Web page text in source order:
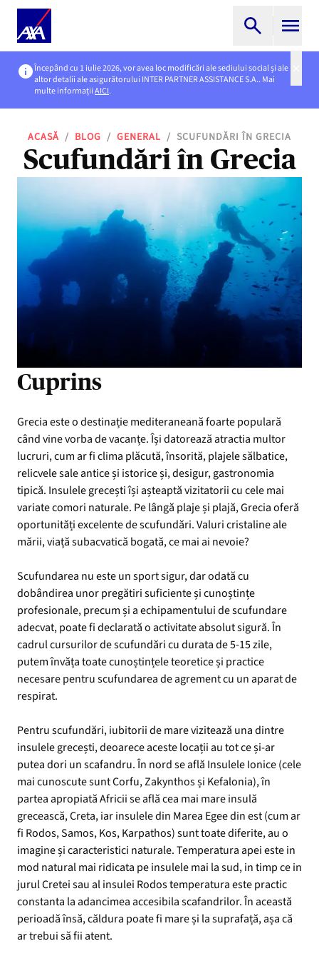
Începând cu 1 iulie 2026, vor avea loc modificări ale sediului social și ale
altor detalii ale asigurătorului INTER PARTNER ASSISTANCE S.A.. Mai
multe informațiiAICI.
ACASĂ / BLOG / GENERAL / SCUFUNDĂRI ÎN GRECIA
Scufundări în Grecia
Cuprins
Grecia este o destinație mediteraneană foarte populară
când vine vorba de vacanțe. Își datorează atractia multor
lucruri, cum ar fi clima plăcută, însorită, plajele sălbatice,
relicvele sale antice și istorice și, desigur, gastronomia
tipică. Insulele grecești își așteaptă vizitatorii cu cele mai
variate comori naturale. Pe lângă plaje și plajă, Grecia oferă
oportunități excelente de scufundări. Valuri cristaline ale
mării, viață subacvatică bogată, ce mai ai nevoie?
Scufundarea nu este un sport sigur, dar odată cu
dobândirea unor pregătiri suficiente și cunoștințe
profesionale, precum și a echipamentului de scufundare
adecvat, poate fi declarată o activitate absolut sigură. În
cadrul cursurilor de scufundări cu durata de 5-15 zile,
putem învăța toate cunoștințele teoretice și practice
necesare pentru scufundarea de agrement cu un aparat de
respirat.
Pentru scufundări, iubitorii de mare vizitează una dintre
insulele grecești, deoarece aceste locații au tot ce și-ar
putea dori un scafandru. În nord se află Insulele Ionice (cele
mai cunoscute sunt Corfu, Zakynthos și Kefalonia), în
partea apropiată Africii se află cea mai mare insulă
grecească, Creta, iar insulele din Marea Egee din est (cum ar
fi Rodos, Samos, Kos, Karpathos) sunt toate diferite, au o
imagine și caracteristici naturale. Temperatura apei este in
mod natural mai ridicata pe insulele mai la sud, in timp ce in
jurul Cretei sau al insulei Rodos temperatura este practic
constanta la adancimea accesibila scafandrilor. În această
perioadă însă, căldura poate fi mare și la suprafață, așa că
ar trebui să fii atent.